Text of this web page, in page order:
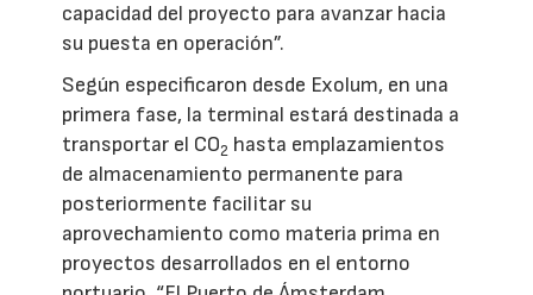
capacidad del proyecto para avanzar hacia
su puesta en operación”.
Según especificaron desde Exolum, en una
primera fase, la terminal estará destinada a
transportar el CO2 hasta emplazamientos
de almacenamiento permanente para
posteriormente facilitar su
aprovechamiento como materia prima en
proyectos desarrollados en el entorno